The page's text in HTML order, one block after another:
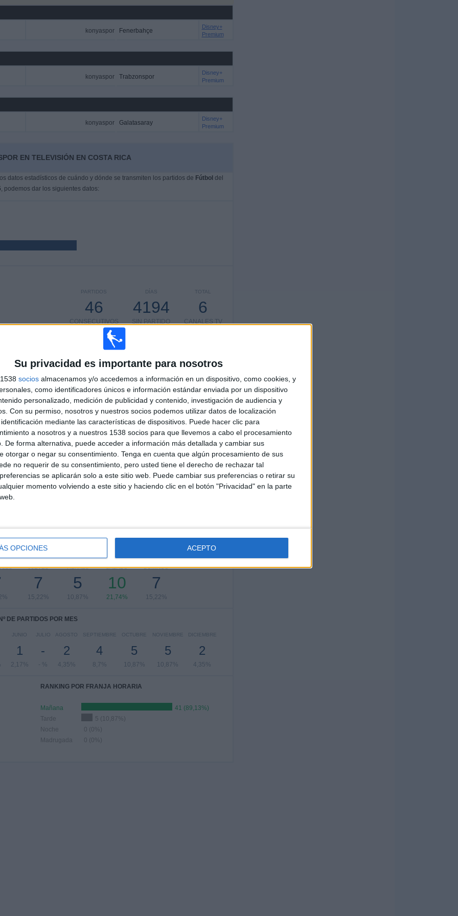
Su privacidad es importante para nosotros
socios almacenamos y/o accedemos a información en un dispositivo, como cookies, y
como identificadores únicos e información estándar enviada por un dispositivo
personalizado, medición de publicidad y contenido, investigación de audiencia y
Con su permiso, nosotros y nuestros socios podemos utilizar datos de localización
mediante las características de dispositivos. Puede hacer clic para
a nosotros y a nuestros 1538 socios para que llevemos a cabo el procesamiento
De forma alternativa, puede acceder a información más detallada y cambiar sus
otorgar o negar su consentimiento. Tenga en cuenta que algún procesamiento de sus
no requerir de su consentimiento, pero usted tiene el derecho de rechazar tal
se aplicarán solo a este sitio web. Puede cambiar sus preferencias o retirar su
momento volviendo a este sitio y haciendo clic en el botón "Privacidad" en la parte
OPCIONES ACEPTO
konyaspor Fenerbahçe
Disney+
Premium
konyaspor Trabzonspor
Disney+
Premium
konyaspor Galatasaray
Disney+
Premium
EN TELEVISIÓN EN COSTA RICA
datos estadísticos de cuándo y dónde se transmiten los partidos de Fútbol del
, podemos dar los siguientes datos:
TOTAL
6
CANALES TV
DÍAS
4194
SIN PARTIDO
PARTIDOS
46
CONSECUTIVOS
DE PAGO
TOTAL
12
RIVALES
MÁXIMO
10
VS Besiktas
TOTAL
3
COMPETICIONES
RANKING POR COMPETICIONES
Superliga Turca
36 (78,26%)
Copa de Turquía
6 (13,04%)
Europa League
4 (8,7%)
POR DÍA DE LA SEMANA
JUEVES
7
15,22%
VIERNES
5
10,87%
SÁBADO
10
21,74%
DOMINGO
7
15,22%
Nº DE PARTIDOS POR MES
JUNIO
1
2,17%
JULIO
-
- %
AGOSTO
2
4,35%
SEPTIEMBRE
4
8,7%
OCTUBRE
5
10,87%
NOVIEMBRE
5
10,87%
DICIEMBRE
2
4,35%
RANKING POR FRANJA HORARIA
Mañana
41 (89,13%)
Tarde
5 (10,87%)
Noche
0 (0%)
Madrugada
0 (0%)